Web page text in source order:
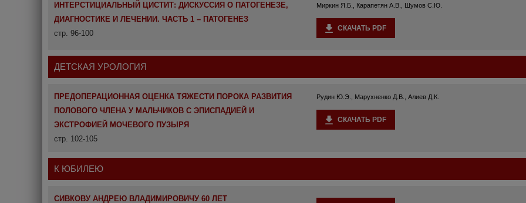
ИНТЕРСТИЦИАЛЬНЫЙ ЦИСТИТ: ДИСКУССИЯ О ПАТОГЕНЕЗЕ,
ДИАГНОСТИКЕ И ЛЕЧЕНИИ. ЧАСТЬ 1 – ПАТОГЕНЕЗ
стр. 96-100
Миркин Я.Б., Карапетян А.В., Шумов С.Ю.
СКАЧАТЬ PDF
ДЕТСКАЯ УРОЛОГИЯ
ПРЕДОПЕРАЦИОННАЯ ОЦЕНКА ТЯЖЕСТИ ПОРОКА РАЗВИТИЯ
ПОЛОВОГО ЧЛЕНА У МАЛЬЧИКОВ С ЭПИСПАДИЕЙ И
ЭКСТРОФИЕЙ МОЧЕВОГО ПУЗЫРЯ
стр. 102-105
Рудин Ю.Э., Марухненко Д.В., Алиев Д.К.
СКАЧАТЬ PDF
К ЮБИЛЕЮ
СИВКОВУ АНДРЕЮ ВЛАДИМИРОВИЧУ 60 ЛЕТ